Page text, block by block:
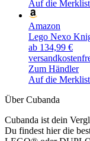
Auf die
Amazon
Lego Nexo
ab 134,99 €
Zum Händler
Auf die
Über Cubanda
Cubanda ist dein
Du findest hier die